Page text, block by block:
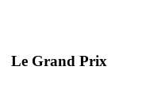
Le Grand Prix